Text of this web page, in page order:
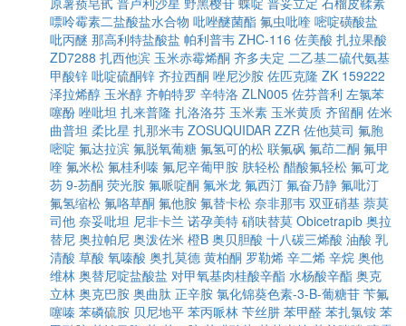
嘌呤霉素二盐酸盐水合物 吡唑醚菌酯 氟虫吡喹 嘧啶磺酸盐
吡丙醚 那高利特盐酸盐 帕利普韦 ZHC-116 佐美酸 扎拉果酸
ZD7288 扎西他滨 玉米赤霉烯酮 齐多夫定 二乙基二硫代氨基
甲酸锌 吡啶硫酮锌 齐拉西酮 唑尼沙胺 佐匹克隆 ZK 159222
泽拉烯醇 玉米醇 齐帕特罗 辛特洛 ZLN005 佐芬普利 左氯苯
噻酚 唑吡坦 扎来普隆 扎洛洛芬 玉米素 玉米黄质 齐留酮 佐米
曲普坦 柔比星 扎那米韦 ZOSUQUIDAR ZZR 佐他莫司 氟胞
嘧啶 氟达拉滨 氟脱氧葡糖 氟氢可的松 联氟砜 氟茚二酮 氟甲
喹 氟米松 氟桂利嗪 氟尼辛葡甲胺 肤轻松 醋酸氟轻松 氟可龙
芴 9-芴酮 荧光胺 氟哌啶酮 氟米龙 氟西汀 氟奋乃静 氟吡汀
氟氢缩松 氟咯草酮 氟他胺 氟替卡松 奈非那韦 双亚硝基 萘莫
司他 奈妥吡坦 尼非卡兰 诺孕美特 硝呋替莫 Obicetrapib 奥拉
替尼 奥拉帕尼 奥泼佐米 橙B 奥贝胆酸 十八碳三烯酸 油酸 乳
清酸 草酸 氧嗪酸 奥扎莫德 黄柏酮 罗勒烯 辛二烯 辛烷 奥他
维林 奥替尼啶盐酸盐 对甲氧基肉桂酸辛酯 水杨酸辛酯 奥克
立林 奥克巴胺 奥曲肽 正辛胺 氯化锦葵色素-3-Β-葡糖苷 苄氟
噻嗪 苯磷硫胺 贝尼地平 苯丙哌林 苄丝肼 苯甲醛 苯扎氯铵 苯